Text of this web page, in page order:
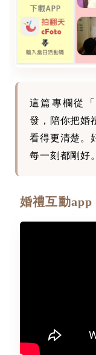
這篇專欄從
發，陪你把婚
看得更清楚。
每一刻都剛好。
婚禮互動